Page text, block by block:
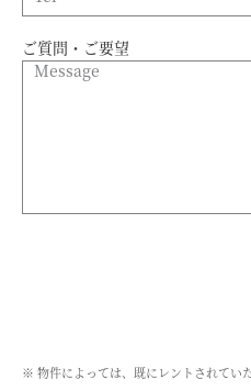
ご質問・ご要望
※ 物件によっては、既にレントされてい